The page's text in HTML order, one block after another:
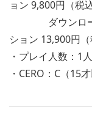
ョン 9,800円（税込
ダウンロード
ション 13,900円（
・プレイ人数：1人
・CERO：C（15